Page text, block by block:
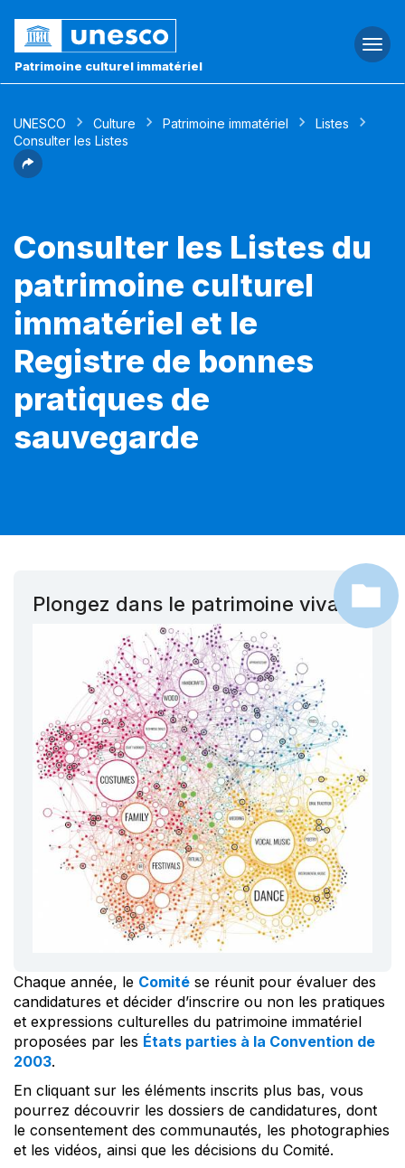
Patrimoine culturel immatériel
UNESCO Culture Patrimoine immatériel
Listes
Consulter les Listes
Consulter les Listes du
patrimoine culturel
immatériel et le
Registre de bonnes
pratiques de
sauvegarde
Plongez dans le patrimoine vivant !
Chaque année, le Comité se réunit pour évaluer des
candidatures et décider d’inscrire ou non les pratiques
et expressions culturelles du patrimoine immatériel
proposées par les États parties à la Convention de
2003.
En cliquant sur les éléments inscrits plus bas, vous
pourrez découvrir les dossiers de candidatures, dont
le consentement des communautés, les photographies
et les vidéos, ainsi que les décisions du Comité.